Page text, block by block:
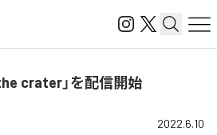
crater」を配信開始
2022.6.10